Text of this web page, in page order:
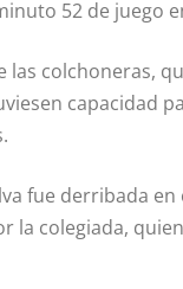
52 de juego
colchoneras,
capacidad
fue derribada
la colegiada,